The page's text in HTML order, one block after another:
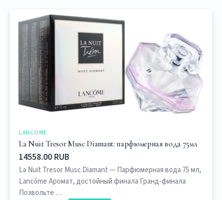
LANCOME
La Nuit Tresor Musc Diamant: парфюмерная вода 75мл
14558.00 RUB
La Nuit Tresor Musc Diamant — Парфюмерная вода 75 мл,
Lancôme Аромат, достойный финала Гранд-финала
Позвольте …